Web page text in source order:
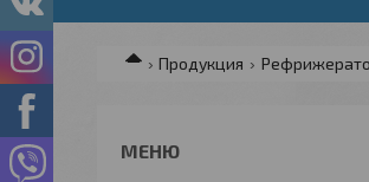
Продукция